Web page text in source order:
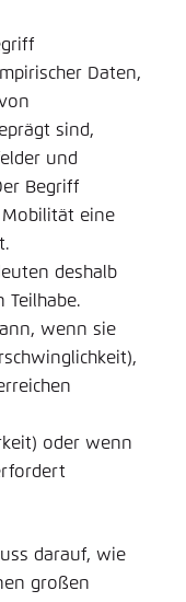
Daten,
sind,
und
Begriff
eine
deshalb
Teilhabe.
wenn sie
oder wenn
darauf, wie
großen